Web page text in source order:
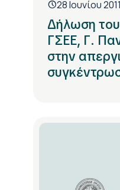
28 Ιουνίου 2011
Δήλωση
ΓΣΕΕ, Γ.
στην